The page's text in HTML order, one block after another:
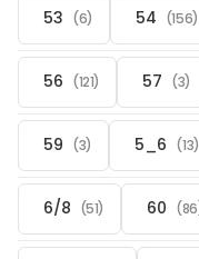
53 (6) 54 (156)
56 (121) 57 (3)
59 (3) 5_6 (13)
6/8 (51) 60